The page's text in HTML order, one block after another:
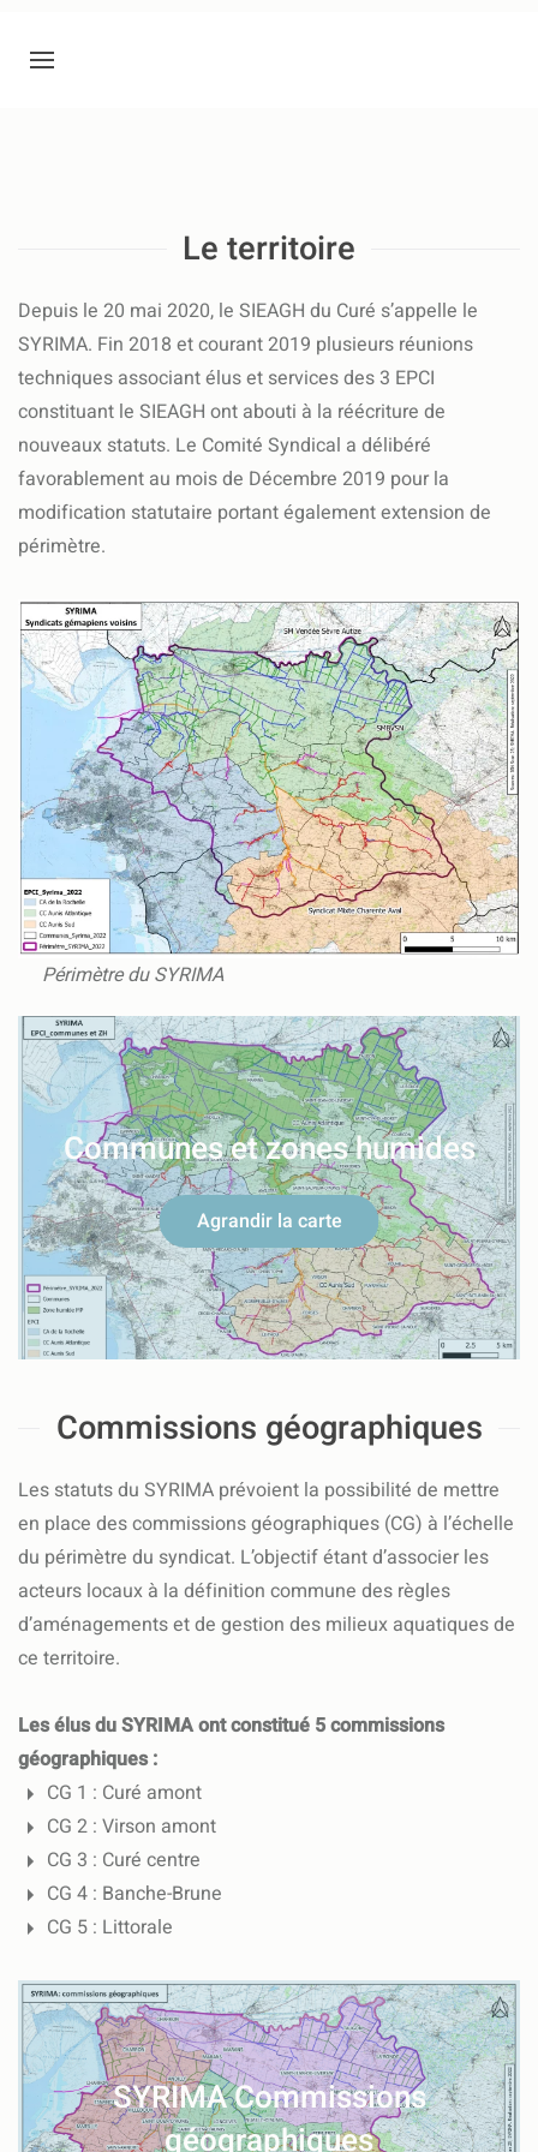
Le territoire
Depuis le 20 mai 2020, le SIEAGH du Curé s’appelle le
SYRIMA. Fin 2018 et courant 2019 plusieurs réunions
techniques associant élus et services des 3 EPCI
constituant le SIEAGH ont abouti à la réécriture de
nouveaux statuts. Le Comité Syndical a délibéré
favorablement au mois de Décembre 2019 pour la
modification statutaire portant également extension de
périmètre.
Périmètre du SYRIMA
Communes et zones humides
Agrandir la carte
Commissions géographiques
Les statuts du SYRIMA prévoient la possibilité de mettre
en place des commissions géographiques (CG) à l’échelle
du périmètre du syndicat. L’objectif étant d’associer les
acteurs locaux à la définition commune des règles
d’aménagements et de gestion des milieux aquatiques de
ce territoire.
Les élus du SYRIMA ont constitué 5 commissions
géographiques :
CG 1 : Curé amont
CG 2 : Virson amont
CG 3 : Curé centre
CG 4 : Banche-Brune
CG 5 : Littorale
SYRIMA Commissions
géographiques